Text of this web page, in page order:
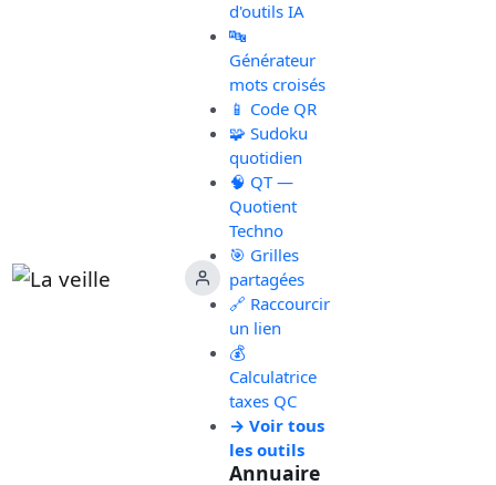
d'outils IA
🔤
Générateur
mots croisés
📱 Code QR
🧩 Sudoku
quotidien
🧠 QT —
Quotient
Techno
🎯 Grilles
partagées
🔗 Raccourcir
un lien
💰
Calculatrice
taxes QC
→ Voir tous
les outils
Annuaire